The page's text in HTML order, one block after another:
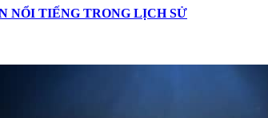
NỔI TIẾNG TRONG LỊCH SỬ